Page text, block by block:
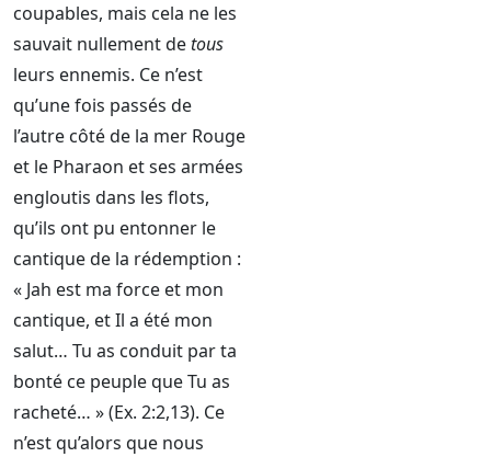
coupables, mais cela ne les
sauvait nullement detous
leurs ennemis. Ce n’est
qu’une fois passés de
l’autre côté de la mer Rouge
et le Pharaon et ses armées
engloutis dans les flots,
qu’ils ont pu entonner le
cantique de la rédemption :
« Jah est ma force et mon
cantique, et Il a été mon
salut… Tu as conduit par ta
bonté ce peuple que Tu as
racheté… » (Ex. 2:2,13). Ce
n’est qu’alors que nous